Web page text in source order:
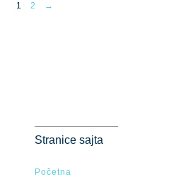
1 2 →
Stranice sajta
Početna